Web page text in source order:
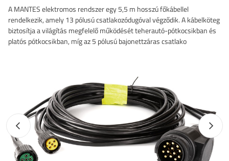
A MANTES elektromos rendszer egy 5,5 m hosszú főkábellel
rendelkezik, amely 13 pólusú csatlakozódugóval végződik. A kábelköteg
biztosítja a világítás megfelelő működését teherautó-pótkocsikban és
platós pótkocsikban, míg az 5 pólusú bajonettzáras csatlako
Előző fotó